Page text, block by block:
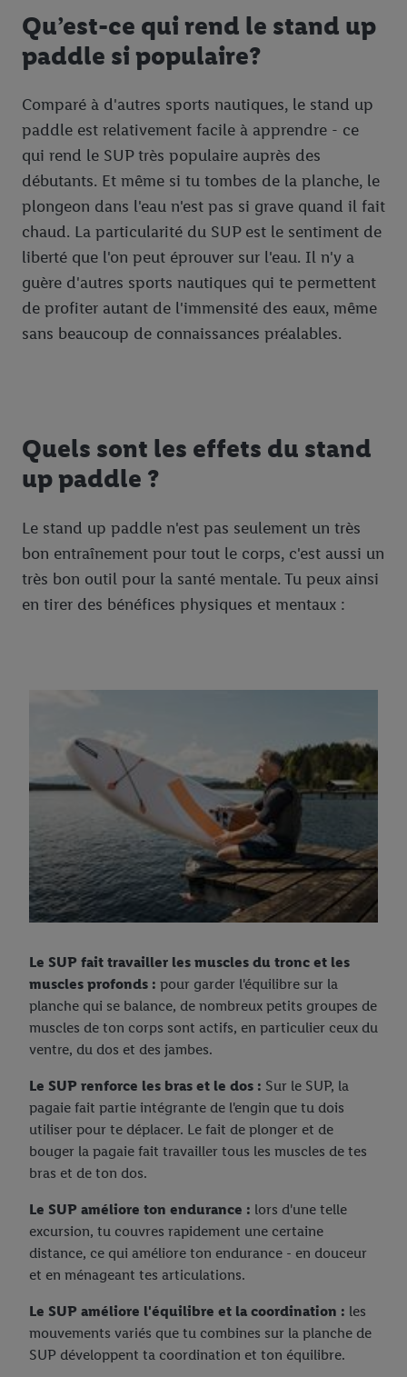
Qu’est-ce qui rend le stand up
paddle si populaire?
Comparé à d'autres sports nautiques, le stand up
paddle est relativement facile à apprendre - ce
qui rend le SUP très populaire auprès des
débutants. Et même si tu tombes de la planche, le
plongeon dans l'eau n'est pas si grave quand il fait
chaud. La particularité du SUP est le sentiment de
liberté que l'on peut éprouver sur l'eau. Il n'y a
guère d'autres sports nautiques qui te permettent
de profiter autant de l'immensité des eaux, même
sans beaucoup de connaissances préalables.
Quels sont les effets du stand
up paddle ?
Le stand up paddle n'est pas seulement un très
bon entraînement pour tout le corps, c'est aussi un
très bon outil pour la santé mentale. Tu peux ainsi
en tirer des bénéfices physiques et mentaux :
Le SUP fait travailler les muscles du tronc et les
muscles profonds : pour garder l'équilibre sur la
planche qui se balance, de nombreux petits groupes de
muscles de ton corps sont actifs, en particulier ceux du
ventre, du dos et des jambes.
Le SUP renforce les bras et le dos : Sur le SUP, la
pagaie fait partie intégrante de l'engin que tu dois
utiliser pour te déplacer. Le fait de plonger et de
bouger la pagaie fait travailler tous les muscles de tes
bras et de ton dos.
Le SUP améliore ton endurance : lors d'une telle
excursion, tu couvres rapidement une certaine
distance, ce qui améliore ton endurance - en douceur
et en ménageant tes articulations.
Le SUP améliore l'équilibre et la coordination : les
mouvements variés que tu combines sur la planche de
SUP développent ta coordination et ton équilibre.